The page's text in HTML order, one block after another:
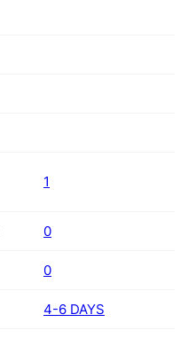
1
0
0
4-6 DAYS